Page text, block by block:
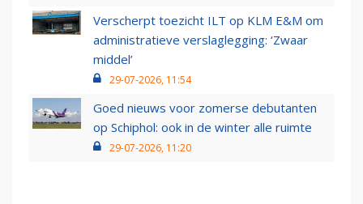
Verscherpt toezicht ILT op KLM E&M om
administratieve verslaglegging: ‘Zwaar
middel’
29-07-2026, 11:54
Goed nieuws voor zomerse debutanten
op Schiphol: ook in de winter alle ruimte
29-07-2026, 11:20